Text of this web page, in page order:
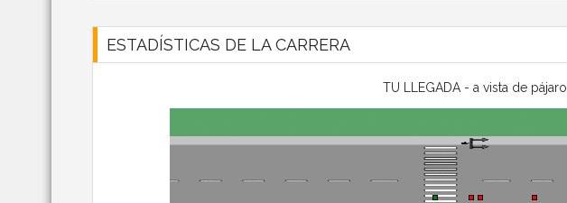
ESTADÍSTICAS DE LA CARRERA
TU LLEGADA - a vista de pájaro